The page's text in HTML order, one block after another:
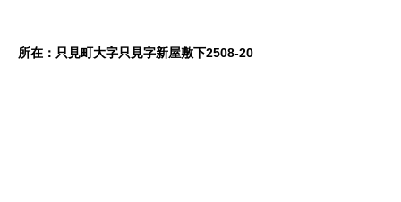
所在： 只見町大字只見字新屋敷下2508-20